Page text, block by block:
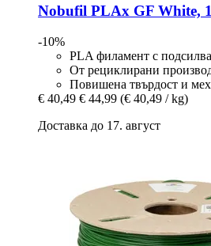
Nobufil PLAx GF White,
-10%
PLA филамент с
От рециклирани
Повишена твърдост и
€ 40,49 € 44,99 (€ 40,49 / kg)
Доставка до 17. август